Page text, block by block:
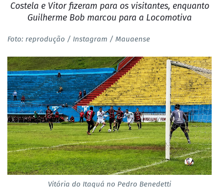
Costela e Vitor fizeram para os visitantes, enquanto
Guilherme Bob marcou para a Locomotiva
Foto: reprodução / Instagram / Mauaense
Vitória do Itaquá no Pedro Benedetti